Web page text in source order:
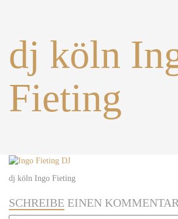
dj köln
Fieting
dj köln Ingo Fieting
SCHREIBE EINEN KOMMENTAR